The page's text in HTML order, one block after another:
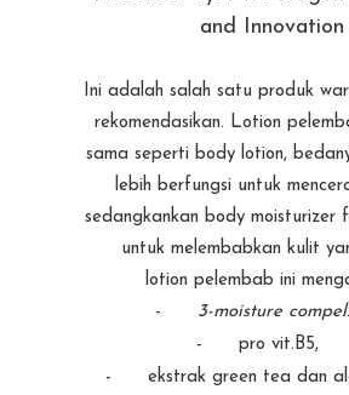
and Innovation
Ini adalah salah satu produk
rekomendasikan. Lotion
sama seperti body lotion,
lebih berfungsi untuk
sedangkankan body moisturizer
untuk melembabkan kulit
lotion pelembab ini
-
3-moisture
-
pro vit.B5,
-
ekstrak green tea dan